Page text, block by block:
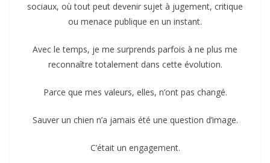
sociaux, où tout peut devenir sujet à jugement, critique
ou menace publique en un instant.
Avec le temps, je me surprends parfois à ne plus me
reconnaître totalement dans cette évolution.
Parce que mes valeurs, elles, n’ont pas changé.
Sauver un chien n’a jamais été une question d’image.
C’était un engagement.